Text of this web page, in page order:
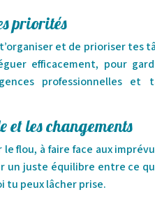
priorités
et de prioriser tes
efficacement, pour
professionnelles et
les changements
flou, à faire face aux
un juste équilibre entre ce
tu peux lâcher prise.